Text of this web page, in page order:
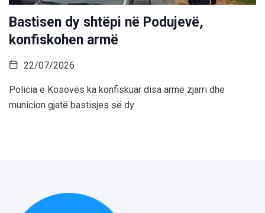
Bastisen dy shtëpi në Podujevë,
konfiskohen armë
22/07/2026
Policia e Kosovës ka konfiskuar disa armë zjarri dhe
municion gjatë bastisjes së dy